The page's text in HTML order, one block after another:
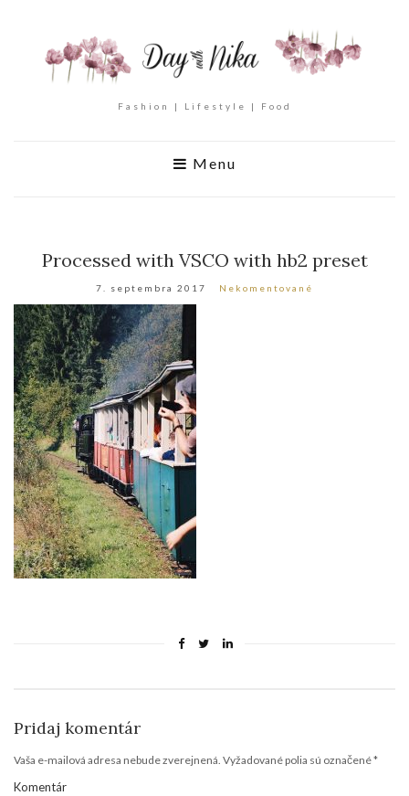
Fashion | Lifestyle | Food
Menu
Processed with VSCO with hb2 preset
7. septembra 2017 Nekomentované
Pridaj komentár
Vaša e-mailová adresa nebude zverejnená. Vyžadované polia sú označené*
Komentár